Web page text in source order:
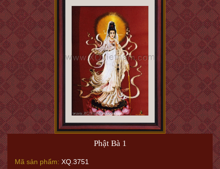
Phật Bà 1
Mã sản phẩm: XQ.3751